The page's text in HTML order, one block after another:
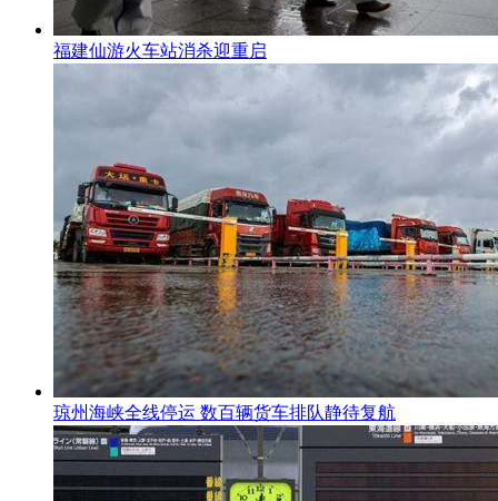
福建仙游火车站消杀迎重启
琼州海峡全线停运 数百辆货车排队静待复航